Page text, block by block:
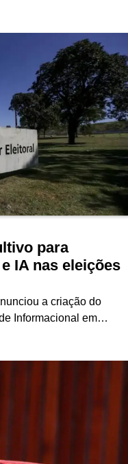
para
IA nas eleições
a criação do
Informacional em…